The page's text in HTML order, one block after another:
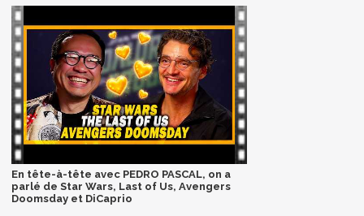
En tête-à-tête avec PEDRO PASCAL, on a
parlé de Star Wars, Last of Us, Avengers
Doomsday et DiCaprio